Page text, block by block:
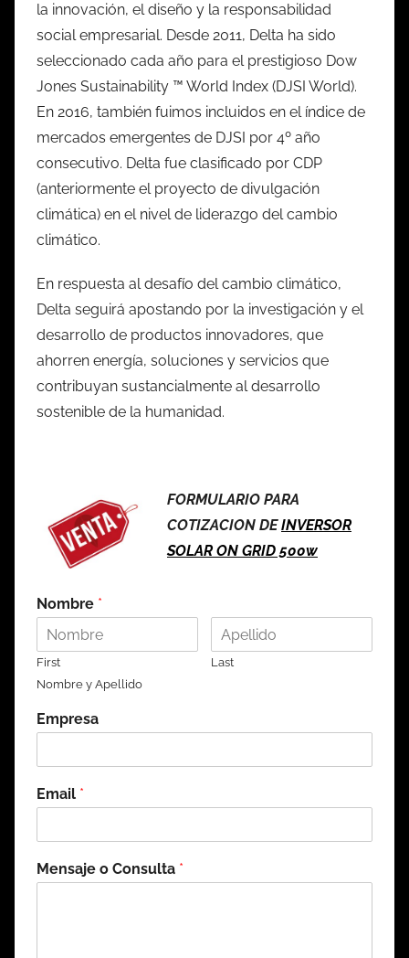
la innovación, el diseño y la responsabilidad
social empresarial. Desde 2011, Delta ha sido
seleccionado cada año para el prestigioso Dow
Jones Sustainability ™ World Index (DJSI World).
En 2016, también fuimos incluidos en el índice de
mercados emergentes de DJSI por 4º año
consecutivo. Delta fue clasificado por CDP
(anteriormente el proyecto de divulgación
climática) en el nivel de liderazgo del cambio
climático.
En respuesta al desafío del cambio climático,
Delta seguirá apostando por la investigación y el
desarrollo de productos innovadores, que
ahorren energía, soluciones y servicios que
contribuyan sustancialmente al desarrollo
sostenible de la humanidad.
FORMULARIO PARA
COTIZACION DEINVERSOR
SOLAR ON GRID 500w
Nombre *
First
Last
Nombre y Apellido
Empresa
Email *
Mensaje o Consulta *